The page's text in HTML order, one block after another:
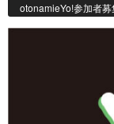
otonamieYo!参加者募